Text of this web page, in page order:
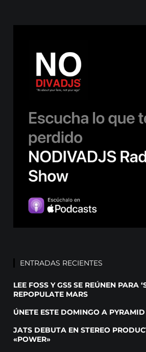
ENTRADAS RECIENTES
LEE FOSS Y GS5 SE REÚNEN PARA
REPOPULATE MARS
ÚNETE ESTE DOMINGO A PYRAMID
JATS DEBUTA EN STEREO
«POWER»